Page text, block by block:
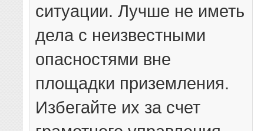
ситуации. Лучше не иметь
дела с неизвестными
опасностями вне
площадки приземления.
Избегайте их за счет